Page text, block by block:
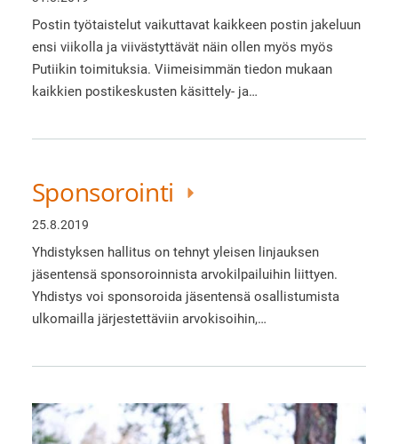
Postin työtaistelut vaikuttavat kaikkeen postin jakeluun
ensi viikolla ja viivästyttävät näin ollen myös myös
Putiikin toimituksia. Viimeisimmän tiedon mukaan
kaikkien postikeskusten käsittely- ja…
Sponsorointi
25.8.2019
Yhdistyksen hallitus on tehnyt yleisen linjauksen
jäsentensä sponsoroinnista arvokilpailuihin liittyen.
Yhdistys voi sponsoroida jäsentensä osallistumista
ulkomailla järjestettäviin arvokisoihin,…